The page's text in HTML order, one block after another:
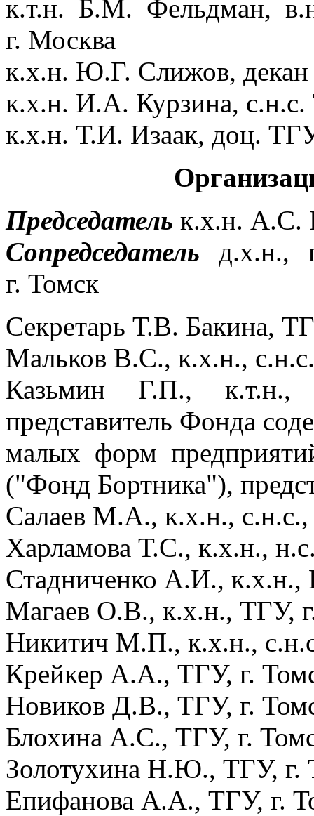
к.т.н. Б.М. Фельдман,
г. Москва
к.х.н. Ю.Г. Слижов,
к.х.н. И.А. Курзина, с.н.с.
к.х.н. Т.И. Изаак, доц.
Председатель к.х.н. А.С.
Сопредседатель д.х.н.,
г. Томск
Секретарь Т.В. Бакина,
Мальков В.С., к.х.н.,
Казьмин Г.П., к.т.н.,
представитель Фонда
малых форм
("Фонд Бортника"),
Салаев М.А., к.х.н.,
Харламова Т.С., к.х.н.,
Стадниченко А.И.,
Магаев О.В., к.х.н., ТГУ,
Никитич М.П., к.х.н.,
Крейкер А.А., ТГУ, г.
Новиков Д.В., ТГУ, г.
Блохина А.С., ТГУ, г.
Золотухина Н.Ю., ТГУ, г.
Епифанова А.А., ТГУ, г.